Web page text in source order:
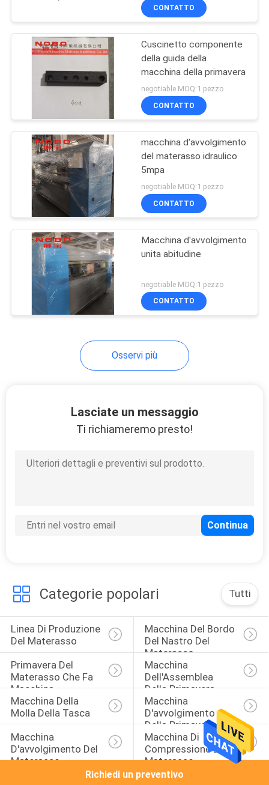
NORME
SULLA
PRIVACY
macchina della
molla della tasca
58
Macchina
d'avvolgimento della
primavera del
materasso
17
Macchina
materasso
Macchina di
compressione del
del materasso
8
Macchina
imballatrice del
materasso
20
CONTATTO
Cuscinetto componente
della guida della
macchina della primavera
negotiable MOQ:1 pezzo
CONTATTO
macchina d'avvolgimento
del materasso idraulico
5mpa
negotiable MOQ:1 pezzo
CONTATTO
Macchina d'avvolgimento
unita abitudine
negotiable MOQ:1 pezzo
CONTATTO
Osservi più
Lasciate un messaggio
Ti richiameremo presto!
Categorie popolari Tutti
Linea Di Produzione
Del Materasso
Macchina Del Bordo
Del Nastro Del
Materasso
Primavera Del
Materasso Che Fa
Macchina
Macchina
Dell'Assemblea
Della Primavera
Macchina Della
Molla Della Tasca
Macchina
D'avvolgimento
Della Primavera Del
Materasso
Macchina
D'avvolgimento Del
Materasso
Macchina Di
Compressione Del
Materasso
Richiedi un preventivo